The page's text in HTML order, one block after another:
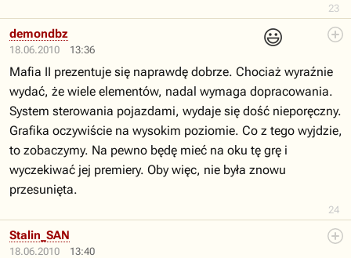
23
18.06.2010 13:36
😃
24
demondbz
Mafia II prezentuje się naprawdę dobrze. Chociaż wyraźnie
wydać, że wiele elementów, nadal wymaga dopracowania.
System sterowania pojazdami, wydaje się dość nieporęczny.
Grafika oczywiście na wysokim poziomie. Co z tego wyjdzie,
to zobaczymy. Na pewno będę mieć na oku tę grę i
wyczekiwać jej premiery. Oby więc, nie była znowu
przesunięta.
18.06.2010 13:40
Stalin_SAN